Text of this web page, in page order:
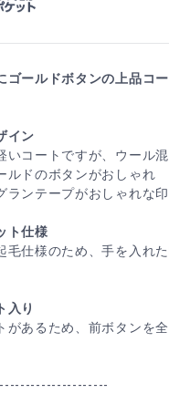
ゴールドボタンの上品コー
イン
いコートですが、ウール
ルドのボタンがおしゃれ
ランテープがおしゃれな
ト仕様
毛仕様のため、手を入れ
入り
があるため、前ボタンを